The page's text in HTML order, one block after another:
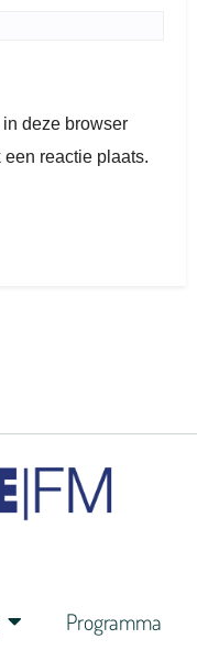
deze browser
reactie plaats.
Programma